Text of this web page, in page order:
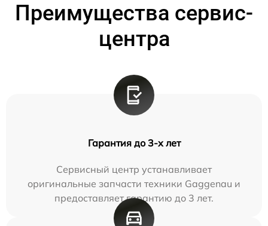
Преимущества сервис-
центра
Гарантия до 3-х лет
Сервисный центр устанавливает
оригинальные запчасти техники Gaggenau и
предоставляет гарантию до 3 лет.